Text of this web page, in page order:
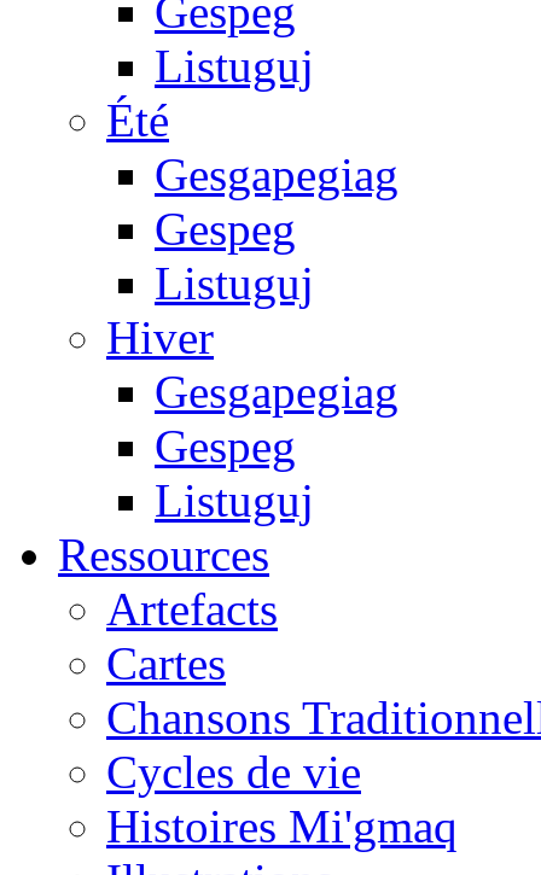
Gespeg
Listuguj
Été
Gesgapegiag
Gespeg
Listuguj
Hiver
Gesgapegiag
Gespeg
Listuguj
Ressources
Artefacts
Cartes
Chansons
Cycles de vie
Histoires Mi'gmaq